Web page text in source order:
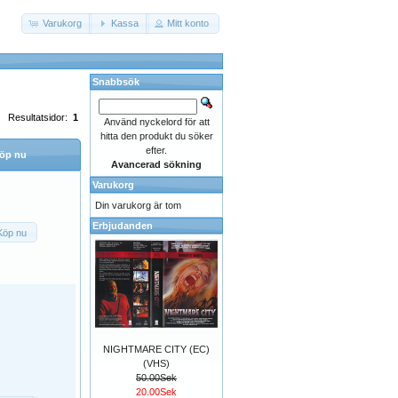
Varukorg Kassa Mitt konto
Resultatsidor: 1
nu
nu
Snabbsök
Använd nyckelord för att
hitta den produkt du söker
efter.
Avancerad sökning
Varukorg
Din varukorg är tom
Erbjudanden
NIGHTMARE CITY (EC)
(VHS)
50.00Sek
20.00Sek